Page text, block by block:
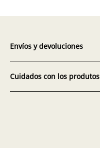
Envíos y devoluciones
Cuidados con los produtos